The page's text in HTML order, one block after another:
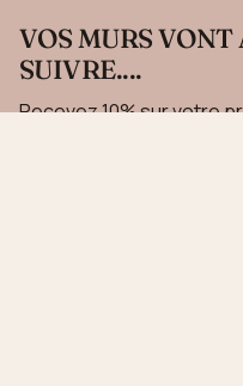
VOS MURS VONT
SUIVRE....
Recevez 10% sur votre